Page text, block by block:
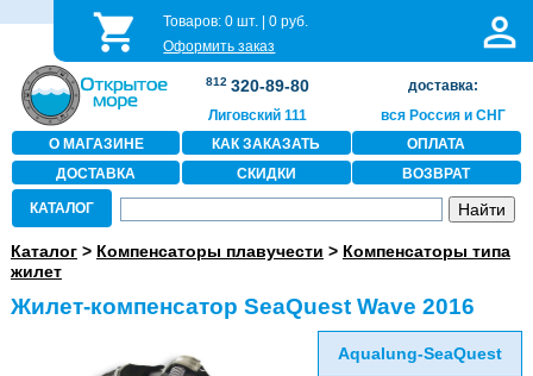
Товаров:0 шт. |0 руб.
Оформить заказ
812 320-89-80
Лиговский 111
доставка:
вся Россия и СНГ
О МАГАЗИНЕ
КАК ЗАКАЗАТЬ
ОПЛАТА
ДОСТАВКА
СКИДКИ ВОЗВРАТ
КАТАЛОГ
Каталог> Компенсаторы плавучести > Компенсаторы типа
жилет
Жилет-компенсатор SeaQuest Wave 2016
Aqualung-SeaQuest